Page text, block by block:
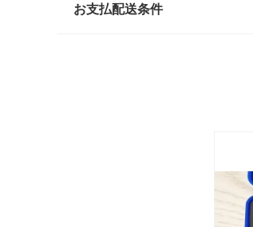
お支払配送条件